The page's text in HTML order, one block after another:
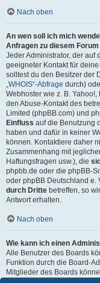
Nach oben
An wen soll ich mich
Anfragen zu diesem
Jeder Administrator, der auf
geeigneter Kontakt für
solltest du den Besitzer der
„WHOIS“-Abfrage durch)
Webhoster wie z. B.
den Abuse-Kontakt des
Limited (phpBB.com) und
Einfluss auf die Benutzung
haben und dafür in keiner
können. Kontaktiere daher
Zusammenhang mit
Haftungsfragen usw.), die
phpbb.de oder die phpBB-
oder phpBB Deutschland e.
durch Dritte betreffen, so
Antwort erhalten.
Nach oben
Wie kann ich einen
Alle Benutzer des Boards
Funktion durch die Board-
Mitglieder des Boards